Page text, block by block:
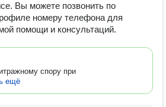
Вы можете позвонить по
номеру телефона для
помощи и консультаций.
спору при
ещё